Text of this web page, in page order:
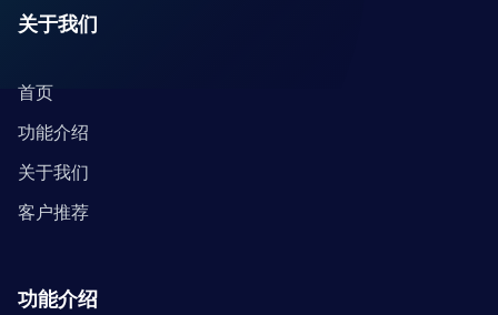
关于我们
首页
功能介绍
关于我们
客户推荐
功能介绍